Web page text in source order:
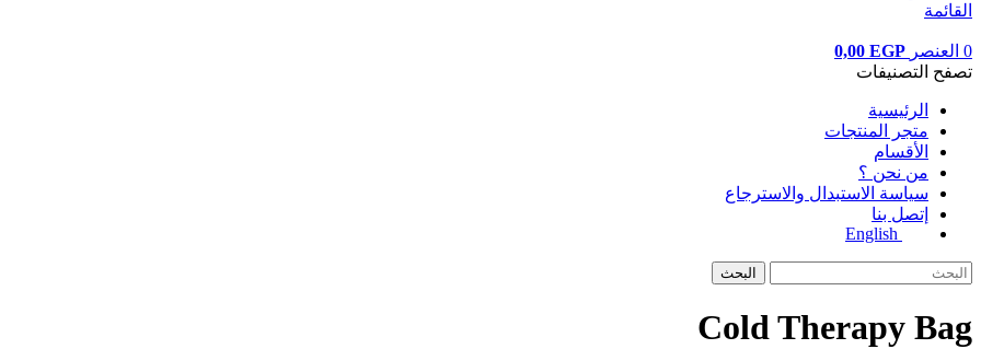
القائمة
0 العنصر 0,00 EGP
تصفح التصنيفات
الرئيسية
متجر المنتجات
الأقسام
من نحن ؟
سياسة الاستبدال والاسترجاع
إتصل بنا
English
البحث
Cold Therapy Bag